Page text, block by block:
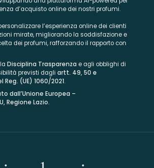
d’acquisto online dei nostri profumi.
l’esperienza online dei clienti
mirate, migliorando la soddisfazione e
dei profumi, rafforzando il rapporto con
Disciplina Trasparenza e agli obblighi di
previsti dagli artt. 49, 50 e
Reg. (UE) 1060/2021.
dall’Unione Europea –
Regione Lazio.